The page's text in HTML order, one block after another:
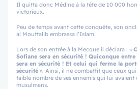
Il quitta donc Médine à la tête de 10 000
victorieux.
Peu de temps avant cette conquête, son
al Mouttalib embrassa l’Islam.
Lors de son entrée à la Mecque il déclara : «
Sofiane sera en sécurité ! Quiconque entre
sera en sécurité ! Et celui qui ferme la
sécurité ». Ainsi, il ne combattit que ceux
faible nombre de ses ennemis qui lui
musulmans.